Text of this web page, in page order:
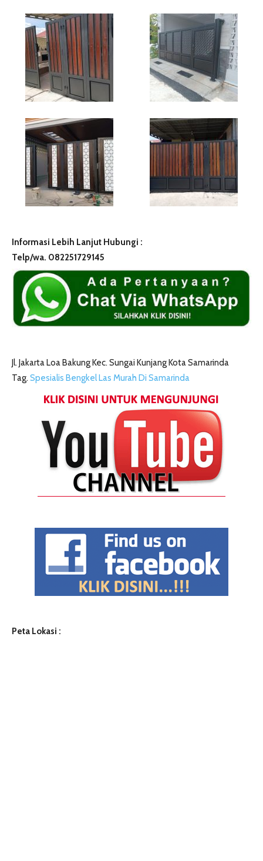
Informasi Lebih Lanjut Hubungi :
Telp/wa. 082251729145
Jl. Jakarta Loa Bakung Kec. Sungai Kunjang Kota Samarinda
Tag. Spesialis Bengkel Las Murah Di Samarinda
Peta Lokasi :